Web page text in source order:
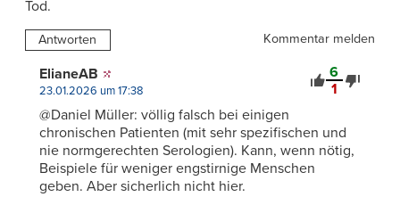
Tod.
Antworten Kommentar melden
6
1
ElianeAB
23.01.2026 um 17:38
@Daniel Müller: völlig falsch bei einigen
chronischen Patienten (mit sehr spezifischen und
nie normgerechten Serologien). Kann, wenn nötig,
Beispiele für weniger engstirnige Menschen
geben. Aber sicherlich nicht hier.